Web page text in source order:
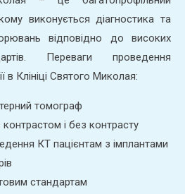
виконується діагностика та
відповідно до високих
Переваги проведення
в Клініці Святого Миколая:
томограф
і без контрасту
КТ пацієнтам з імплантами
стандартам